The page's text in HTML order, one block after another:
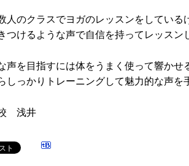
人のクラスでヨガのレッスンをしてい
つけるような声で自信を持ってレッス
声を目指すには体をうまく使って響かせ
しっかりトレーニングして魅力的な声を
浅井